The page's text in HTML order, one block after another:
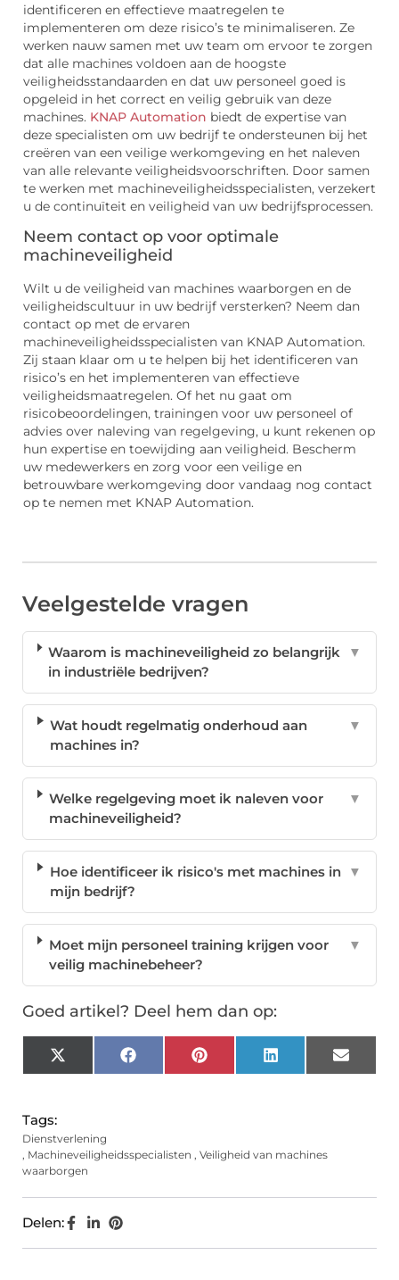
identificeren en effectieve maatregelen te
implementeren om deze risico’s te minimaliseren. Ze
werken nauw samen met uw team om ervoor te zorgen
dat alle machines voldoen aan de hoogste
veiligheidsstandaarden en dat uw personeel goed is
opgeleid in het correct en veilig gebruik van deze
machines. KNAP Automation biedt de expertise van
deze specialisten om uw bedrijf te ondersteunen bij het
creëren van een veilige werkomgeving en het naleven
van alle relevante veiligheidsvoorschriften. Door samen
te werken met machineveiligheidsspecialisten, verzekert
u de continuïteit en veiligheid van uw bedrijfsprocessen.
Neem contact op voor optimale
machineveiligheid
Wilt u de veiligheid van machines waarborgen en de
veiligheidscultuur in uw bedrijf versterken? Neem dan
contact op met de ervaren
machineveiligheidsspecialisten van KNAP Automation.
Zij staan klaar om u te helpen bij het identificeren van
risico’s en het implementeren van effectieve
veiligheidsmaatregelen. Of het nu gaat om
risicobeoordelingen, trainingen voor uw personeel of
advies over naleving van regelgeving, u kunt rekenen op
hun expertise en toewijding aan veiligheid. Bescherm
uw medewerkers en zorg voor een veilige en
betrouwbare werkomgeving door vandaag nog contact
op te nemen met KNAP Automation.
Veelgestelde vragen
Waarom is machineveiligheid zo belangrijk
in industriële bedrijven?
▼
Wat houdt regelmatig onderhoud aan
machines in?
▼
Welke regelgeving moet ik naleven voor
machineveiligheid?
▼
Hoe identificeer ik risico's met machines in
mijn bedrijf?
▼
Moet mijn personeel training krijgen voor
veilig machinebeheer?
▼
Goed artikel? Deel hem dan op:
X
(Twitter)
FacebookPinterest LinkedIn Email
Tags:
Dienstverlening
, Machineveiligheidsspecialisten , Veiligheid van machines
waarborgen
Delen: